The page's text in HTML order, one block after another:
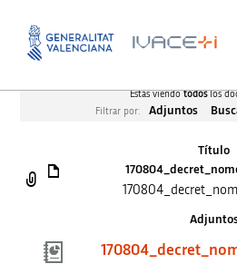
Estás viendo todoslos
Filtrar por:
Adjuntos
Título